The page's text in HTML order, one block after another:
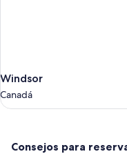
Windsor
Canadá
Windsor
Canadá
Consejos
Consejos para